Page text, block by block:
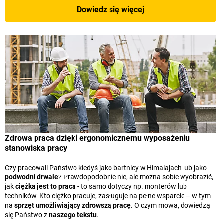
Dowiedz się więcej
Zdrowa praca dzięki ergonomicznemu wyposażeniu
stanowiska pracy
Czy pracowali Państwo kiedyś jako bartnicy w Himalajach lub jako
podwodni drwale? Prawdopodobnie nie, ale można sobie wyobrazić,
jakciężka jest to praca - to samo dotyczy np. monterów lub
techników. Kto ciężko pracuje, zasługuje na pełne wsparcie – w tym
na sprzęt umożliwiający zdrowszą pracę. O czym mowa, dowiedzą
się Państwo znaszego tekstu.